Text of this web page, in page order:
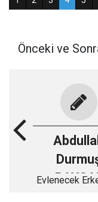
Önceki ve
Evlenecek